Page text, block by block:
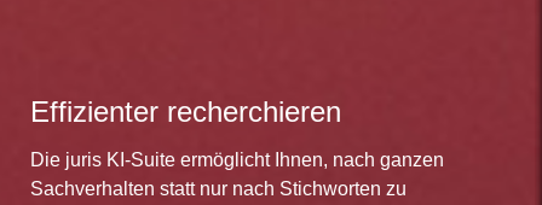
Effizienter recherchieren
Die juris KI-Suite ermöglicht Ihnen, nach ganzen
Sachverhalten statt nur nach Stichworten zu